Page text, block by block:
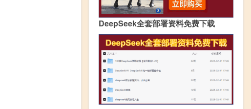
DeepSeek全套部署资料免费下载